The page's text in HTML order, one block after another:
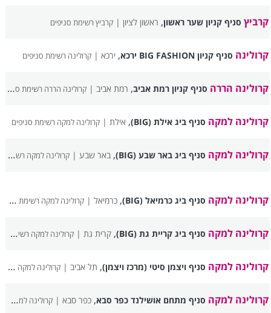
קרביץ סניף קניון שער ראשון, ראשון לציון |קרביץ רשימת סניפים
קרולינה סניף קניון BIG FASHION ירכא , ירכא |קרולינה רשימת סניפים
קרולינה הררה סניף קניון רמת אביב, רמת אביב |קרולינה הררה רשימת סניפים
קרולינה למקה סניף ביג אילת (BIG) , אילת |קרולינה למקה רשימת סניפים
קרולינה למקה סניף ביג באר שבע (BIG) ,באר שבע |קרולינה למקה רשימת סניפים
קרולינה למקה סניף ביג כרמיאל (BIG) ,כרמיאל |קרולינה למקה רשימת סניפים
קרולינה למקה סניף ביג קריית גת (BIG) ,קרית גת |קרולינה למקה רשימת סניפים
קרולינה למקה סניף ויצמן סיטי (מרכז ויצמן), תל אביב |קרולינה למקה רשימת סניפים
קרולינה למקה סניף מתחם אושילנד כפר סבא,כפר סבא |קרולינה למקה רשימת סניפים